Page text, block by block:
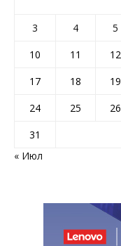
3
4 5
10
11 12
17
18 19
24
25 26
31
« Июл